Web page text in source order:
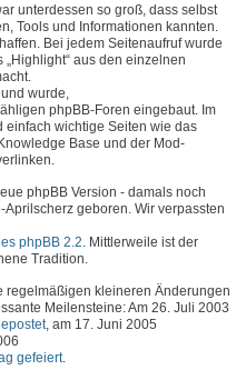
unterdessen so groß, dass selbst
Tools und Informationen kannten.
Bei jedem Seitenaufruf wurde
aus den einzelnen
und wurde,
phpBB-Foren eingebaut. Im
einfach wichtige Seiten wie das
Base und der Mod-
phpBB Version - damals noch
geboren. Wir verpassten
phpBB 2.2. Mittlerweile ist der
Tradition.
regelmäßigen kleineren Änderungen
Meilensteine: Am 26. Juli 2003
, am 17. Juni 2005
gefeiert.